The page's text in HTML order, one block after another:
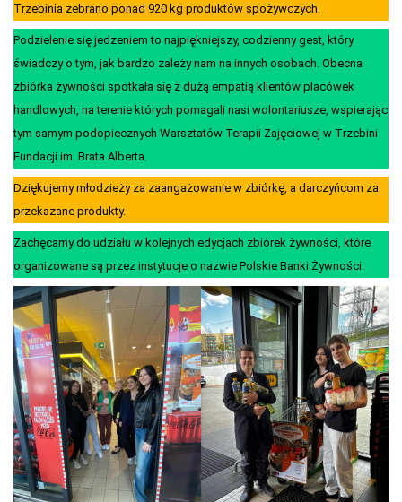
Trzebinia zebrano ponad 920 kg produktów spożywczych.
Podzielenie się jedzeniem to najpiękniejszy, codzienny gest, który
świadczy o tym, jak bardzo zależy nam na innych osobach. Obecna
zbiórka żywności spotkała się z dużą empatią klientów placówek
handlowych, na terenie których pomagali nasi wolontariusze, wspierając
tym samym podopiecznych Warsztatów Terapii Zajęciowej w Trzebini
Fundacji im. Brata Alberta.
Dziękujemy młodzieży za zaangażowanie w zbiórkę, a darczyńcom za
przekazane produkty.
Zachęcamy do udziału w kolejnych edycjach zbiórek żywności, które
organizowane są przez instytucje o nazwie Polskie Banki Żywności.